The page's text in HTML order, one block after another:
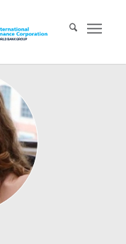
use up and down